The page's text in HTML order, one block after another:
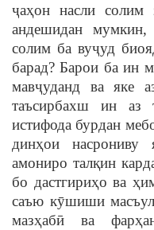
ҷаҳон насли солим
андешидан
солим ба вуҷуд
барад? Барои ба ин
мавҷуданд ва яке
таъсирбахш ин аз
истифода бурдан
динҳои насрониву
амониро талқин
бо дастгириҳо ва
саъю кӯшиши
мазҳабӣ ва